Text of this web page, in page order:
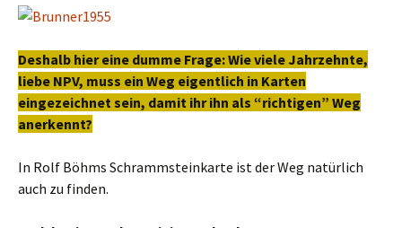
Deshalb hier eine dumme Frage: Wie viele Jahrzehnte,
liebe NPV, muss ein Weg eigentlich in Karten
eingezeichnet sein, damit ihr ihn als “richtigen” Weg
anerkennt?
In Rolf Böhms Schrammsteinkarte ist der Weg natürlich
auch zu finden.